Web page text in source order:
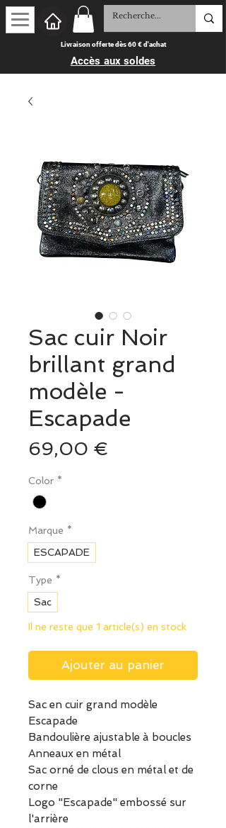
Livraison offerte dès 60 € d'achat
Accès aux soldes
Sac cuir Noir
brillant grand
modèle -
Escapade
69,00 €
Color *
Marque *
ESCAPADE
Type *
Sac
Il ne reste que 1 article(s) en stock
Ajouter au panier
Sac en cuir grand modèle
Escapade
Bandoulière ajustable à boucles
Anneaux en métal
Sac orné de clous en métal et de
corne
Logo "Escapade" embossé sur
l'arrière